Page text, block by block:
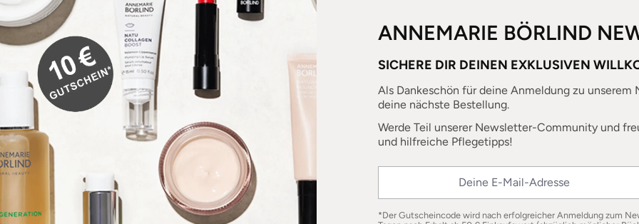
ANNEMARIE BÖRLIND
SICHERE DIR DEINEN EXKLUSIVEN
Als Dankeschön für deine Anmeldung zu
deine nächste Bestellung.
Werde Teil unserer Newsletter-Community und
und hilfreiche Pflegetipps!
*Der Gutscheincode wird nach erfolgreicher Anmeldung zum